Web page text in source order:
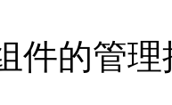
件的管